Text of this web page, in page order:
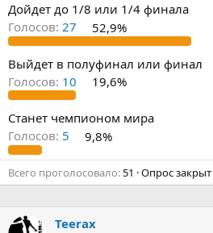
Дойдет до 1/8 или 1/4 финала
Голосов: 27 52,9%
Выйдет в полуфинал или финал
Голосов: 10 19,6%
Станет чемпионом мира
Голосов: 5 9,8%
Всего проголосовало 51 Опрос закрыт
Teerax